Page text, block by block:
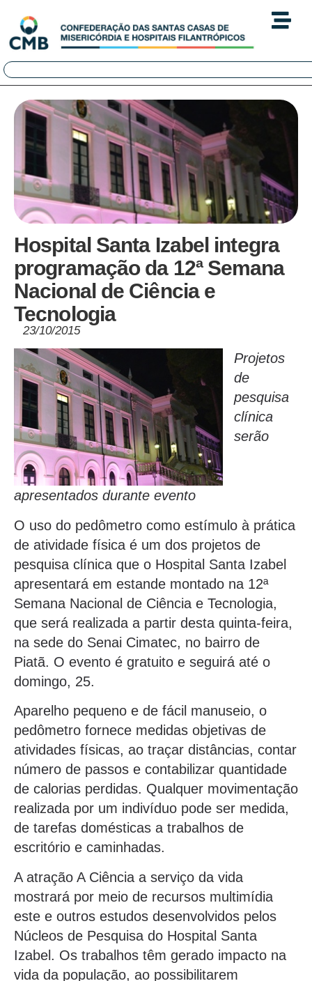
Hospital Santa Izabel integra
programação da 12ª Semana
Nacional de Ciência e
Tecnologia
23/10/2015
Projetos
de
pesquisa
clínica
serão
apresentados durante evento
O uso do pedômetro como estímulo à prática
de atividade física é um dos projetos de
pesquisa clínica que o Hospital Santa Izabel
apresentará em estande montado na 12ª
Semana Nacional de Ciência e Tecnologia,
que será realizada a partir desta quinta-feira,
na sede do Senai Cimatec, no bairro de
Piatã. O evento é gratuito e seguirá até o
domingo, 25.
Aparelho pequeno e de fácil manuseio, o
pedômetro fornece medidas objetivas de
atividades físicas, ao traçar distâncias, contar
número de passos e contabilizar quantidade
de calorias perdidas. Qualquer movimentação
realizada por um indivíduo pode ser medida,
de tarefas domésticas a trabalhos de
escritório e caminhadas.
A atração A Ciência a serviço da vida
mostrará por meio de recursos multimídia
este e outros estudos desenvolvidos pelos
Núcleos de Pesquisa do Hospital Santa
Izabel. Os trabalhos têm gerado impacto na
vida da população, ao possibilitarem